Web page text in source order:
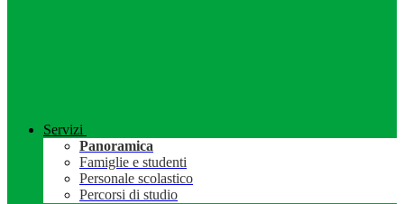
Servizi
Panoramica
Famiglie e studenti
Personale scolastico
Percorsi di studio